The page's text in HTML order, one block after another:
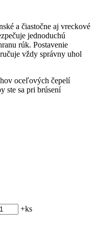
a čiastočne aj vreckové
jednoduchú
rúk. Postavenie
vždy správny uhol
oceľových čepelí
ste sa pri brúsení
+ks